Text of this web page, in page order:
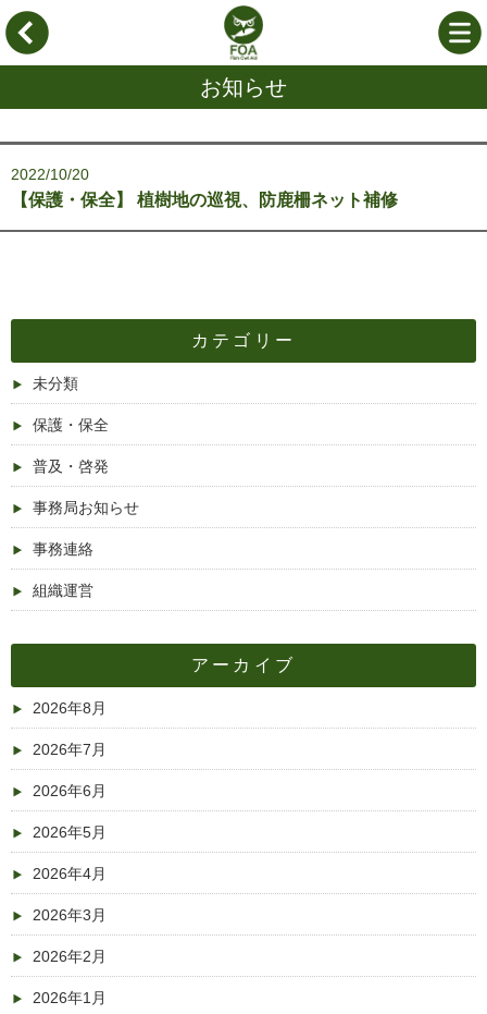
お知らせ
2022/10/20
【保護・保全】 植樹地の巡視、防鹿柵ネット補修
カテゴリー
未分類
保護・保全
普及・啓発
事務局お知らせ
事務連絡
組織運営
アーカイブ
2026年8月
2026年7月
2026年6月
2026年5月
2026年4月
2026年3月
2026年2月
2026年1月